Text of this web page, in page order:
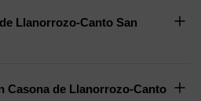
Llanorrozo-Canto San
Casona de Llanorrozo-Canto